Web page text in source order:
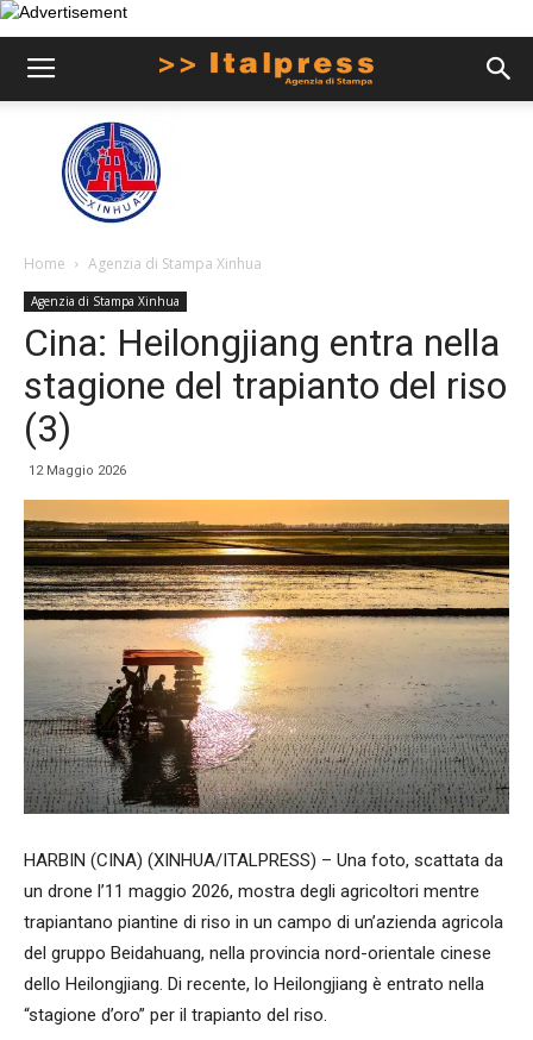
Home Agenzia di Stampa Xinhua
Agenzia di Stampa Xinhua
Cina: Heilongjiang entra nella
stagione del trapianto del riso
(3)
12 Maggio 2026
HARBIN (CINA) (XINHUA/ITALPRESS) – Una foto, scattata da
un drone l’11 maggio 2026, mostra degli agricoltori mentre
trapiantano piantine di riso in un campo di un’azienda agricola
del gruppo Beidahuang, nella provincia nord-orientale cinese
dello Heilongjiang. Di recente, lo Heilongjiang è entrato nella
“stagione d’oro” per il trapianto del riso.